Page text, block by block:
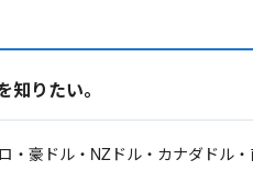
りたい。
豪ドル・NZドル・カナダドル・